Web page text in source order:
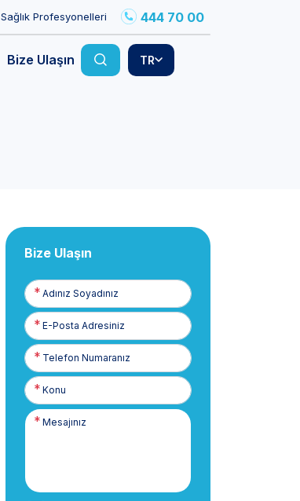
Sağlık Profesyonelleri 444 70 00
Bize Ulaşın TR
Bize Ulaşın
Adınız
Soyadınız
E-
Posta
Telefon
Numaranız